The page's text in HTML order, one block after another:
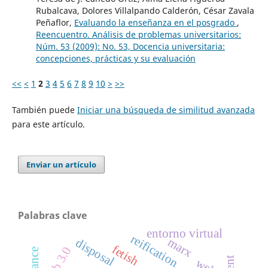
Rubalcava, Dolores Villalpando Calderón, César Zavala
Peñaflor, Evaluando la enseñanza en el posgrado ,
Reencuentro. Análisis de problemas universitarios:
Núm. 53 (2009): No. 53, Docencia universitaria:
concepciones, prácticas y su evaluación
<< < 1 2 3 4 5 6 7 8 9 10 > >>
También puede Iniciar una búsqueda de similitud avanzada
para este artículo.
Enviar un artículo
Palabras clave
fetish
disposal reification
marx
entorno virtual